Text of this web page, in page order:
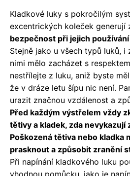
Kladkové luky s pokročilým
excentrických koleček generují
bezpečnost při jejich
Stejně jako u všech typů luků, i
nimi mělo zacházet s
nestřílejte z luku, aniž byste
že v dráze letu šípu nic není.
urazit značnou vzdálenost a
Před každým výstřelem vždy
tětivy a kladek, zda nevykazují
Poškozená tětiva nebo kladka
prasknout a způsobit zranění
Při napínání kladkového luku
vhodnou pomůcku, jako je